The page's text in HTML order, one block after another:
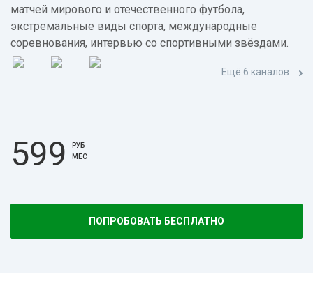
матчей мирового и отечественного футбола,
экстремальные виды спорта, международные
соревнования, интервью со спортивными звёздами.
Ещё 6 каналов
599
РУБ
МЕС
ПОПРОБОВАТЬ БЕСПЛАТНО